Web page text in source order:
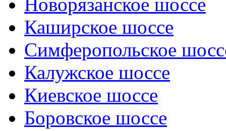
Новорязанское шоссе
Каширское шоссе
Симферопольское
Калужское шоссе
Киевское шоссе
Боровское шоссе